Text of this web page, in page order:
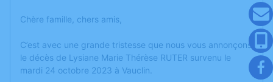
Chère famille, chers amis,
C’est avec une grande tristesse que nous vous annonçons
le décès de Lysiane Marie Thérèse RUTER survenu le
mardi 24 octobre 2023 à Vauclin.